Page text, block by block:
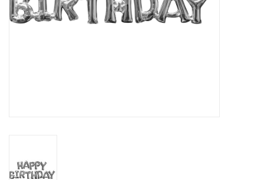
Accessoires